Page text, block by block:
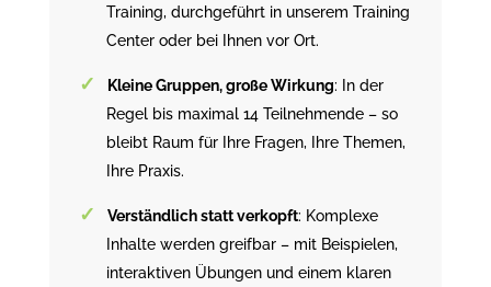
Training, durchgeführt in unserem Training
Center oder bei Ihnen vor Ort.
Kleine Gruppen, große Wirkung: In der
Regel bis maximal 14 Teilnehmende – so
bleibt Raum für Ihre Fragen, Ihre Themen,
Ihre Praxis.
Verständlich statt verkopft: Komplexe
Inhalte werden greifbar – mit Beispielen,
interaktiven Übungen und einem klaren